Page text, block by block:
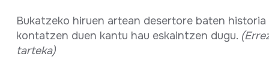
Bukatzeko hiruen artean desertore baten historia
kontatzen duen kantu hau eskaintzen dugu.
tarteka)